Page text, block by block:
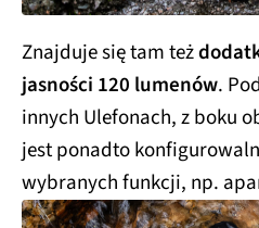
Znajduje się tam też
jasności 120 lumenów.
innych Ulefonach, z boku
jest ponadto
wybranych funkcji, np.